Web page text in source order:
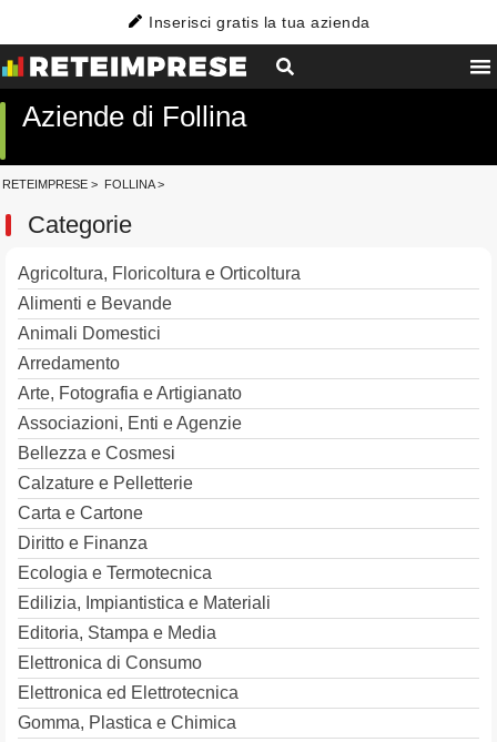
Inserisci gratis la tua azienda
Aziende di Follina
RETEIMPRESE > FOLLINA>
Categorie
Agricoltura, Floricoltura e Orticoltura
Alimenti e Bevande
Animali Domestici
Arredamento
Arte, Fotografia e Artigianato
Associazioni, Enti e Agenzie
Bellezza e Cosmesi
Calzature e Pelletterie
Carta e Cartone
Diritto e Finanza
Ecologia e Termotecnica
Edilizia, Impiantistica e Materiali
Editoria, Stampa e Media
Elettronica di Consumo
Elettronica ed Elettrotecnica
Gomma, Plastica e Chimica